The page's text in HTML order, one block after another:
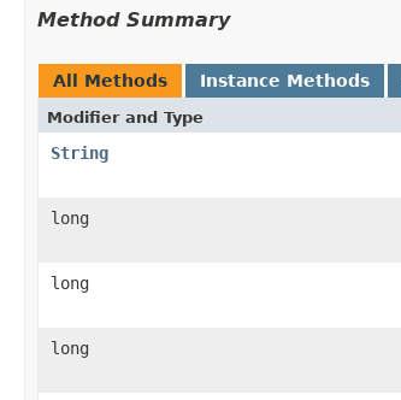
Method Summary
All Methods Instance Methods
Modifier and Type
String
long
long
long